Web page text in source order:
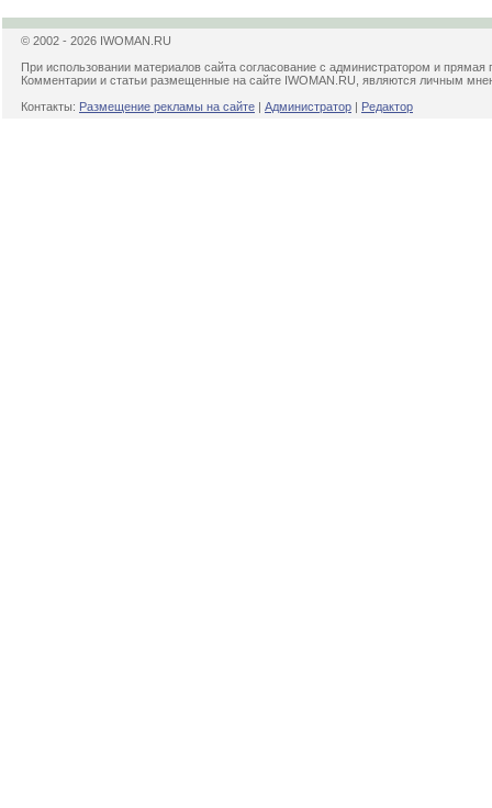
© 2002 - 2026 IWOMAN.RU
При использовании материалов сайта согласование с администратором и прямая
Комментарии и статьи размещенные на сайте IWOMAN.RU, являются личным
Контакты: Размещение рекламы на сайте | Администратор | Редактор